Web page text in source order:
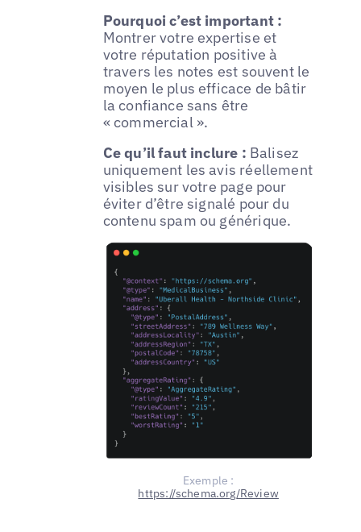
Pourquoi c’est important :
Montrer votre expertise et
votre réputation positive à
travers les notes est souvent le
moyen le plus efficace de bâtir
la confiance sans être
« commercial ».
Ce qu’il faut inclure : Balisez
uniquement les avis réellement
visibles sur votre page pour
éviter d’être signalé pour du
contenu spam ou générique.
Exemple :
https://schema.org/Review